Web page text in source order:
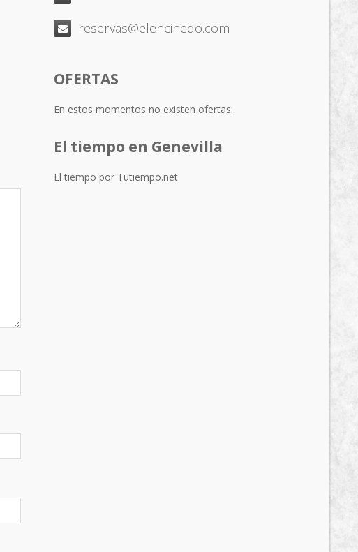
reservas@elencinedo.com
OFERTAS
En estos momentos no existen ofertas.
El tiempo en Genevilla
El tiempo por Tutiempo.net